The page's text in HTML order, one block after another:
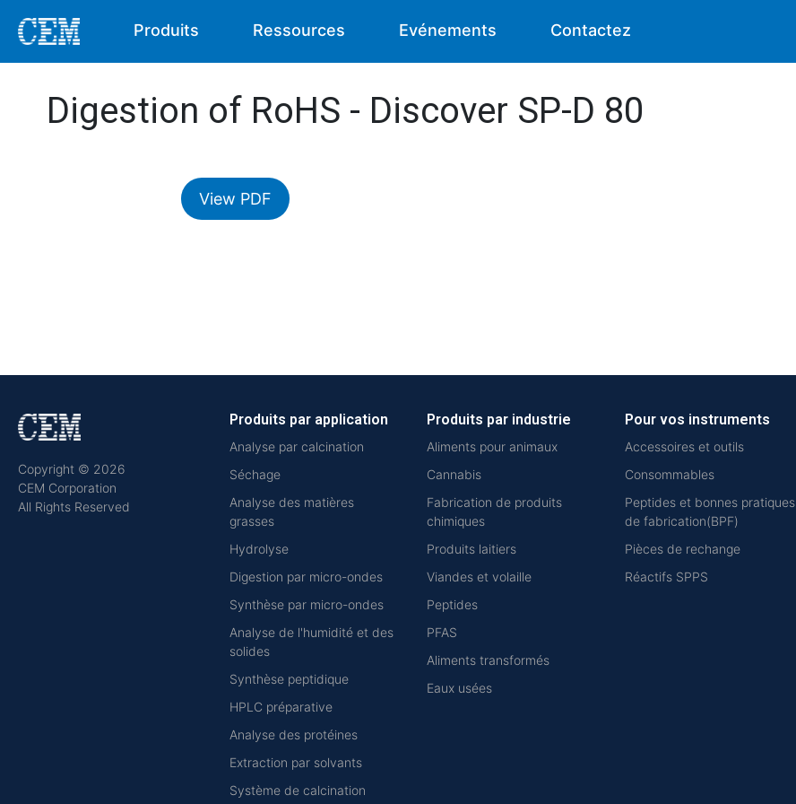
Produits Ressources Evénements Contactez
Digestion of RoHS - Discover SP-D 80
View PDF
Copyright © 2026
CEM Corporation
All Rights Reserved
Produits par application
Analyse par calcination
Séchage
Analyse des matières
grasses
Hydrolyse
Digestion par micro-ondes
Synthèse par micro-ondes
Analyse de l'humidité et des
solides
Synthèse peptidique
HPLC préparative
Analyse des protéines
Extraction par solvants
Système de calcination
Produits par industrie
Aliments pour animaux
Cannabis
Fabrication de produits
chimiques
Produits laitiers
Viandes et volaille
Peptides
PFAS
Aliments transformés
Eaux usées
Pour vos instruments
Accessoires et outils
Consommables
Peptides et bonnes pratiques
de fabrication(BPF)
Pièces de rechange
Réactifs SPPS